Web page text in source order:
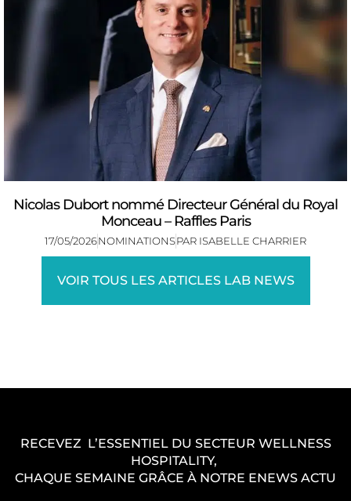
Nicolas Dubort nommé Directeur Général du Royal
Monceau – Raffles Paris
17/05/2026NOMINATIONSPAR ISABELLE CHARRIER
VOIR TOUS LES ARTICLES LAB NEWS
RECEVEZ L’ESSENTIEL DU SECTEUR WELLNESS
HOSPITALITY,
CHAQUE SEMAINE GRÂCE À NOTRE ENEWS ACTU